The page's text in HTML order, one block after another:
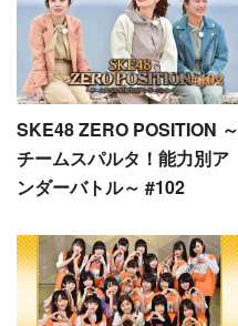
SKE48 ZERO POSITION ～
チームスパルタ！能力別ア
ンダーバトル～ #102